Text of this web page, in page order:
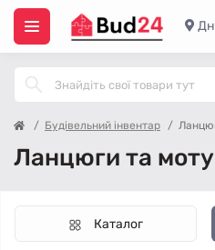
Будівельний інвентар
Ланцюги та
Каталог